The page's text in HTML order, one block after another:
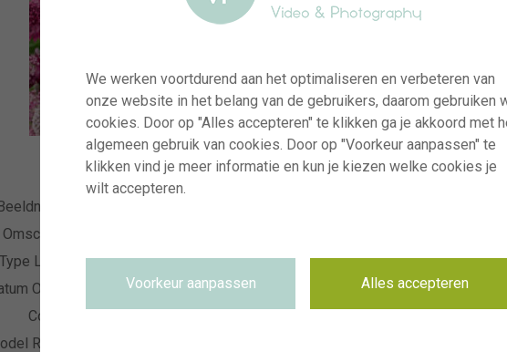
Omschrijving
Type Licentie
RM
Opname
02.06.2026
Collectie
Future Plants
Release
We werken voortdurend aan het optimaliseren en verbeteren van
onze website in het belang van de gebruikers, daarom gebruiken
cookies. Door op "Alles accepteren" te klikken ga je akkoord met
algemeen gebruik van cookies. Door op "Voorkeur aanpassen" te
klikken vind je meer informatie en kun je kiezen welke cookies je
wilt accepteren.
Voorkeur aanpassen Alles accepteren